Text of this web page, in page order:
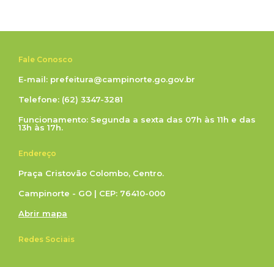
Fale Conosco
E-mail: prefeitura@campinorte.go.gov.br
Telefone: (62) 3347-3281
Funcionamento: Segunda a sexta das 07h às 11h e das
13h às 17h.
Endereço
Praça Cristovão Colombo, Centro.
Campinorte - GO | CEP: 76410-000
Abrir mapa
Redes Sociais